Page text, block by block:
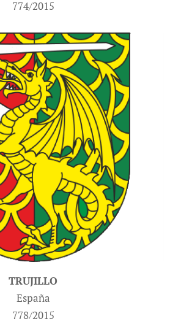
774/2015
TRUJILLO
España
778/2015